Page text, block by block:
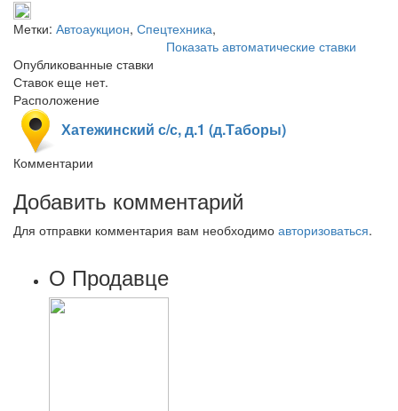
Метки: Автоаукцион, Спецтехника,
Показать автоматические ставки
Опубликованные ставки
Ставок еще нет.
Расположение
Хатежинский с/с, д.1 (д.Таборы)
Комментарии
Добавить комментарий
Для отправки комментария вам необходимо авторизоваться.
О Продавце